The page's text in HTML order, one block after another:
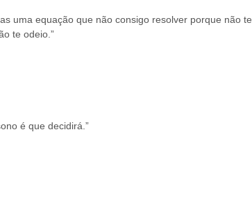
uma equação que não consigo resolver porque não te
te odeio.”
é que decidirá.”